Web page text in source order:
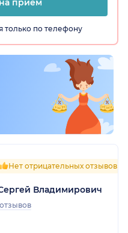
прием
только по телефону
Нет отрицательных отзывов
Владимирович